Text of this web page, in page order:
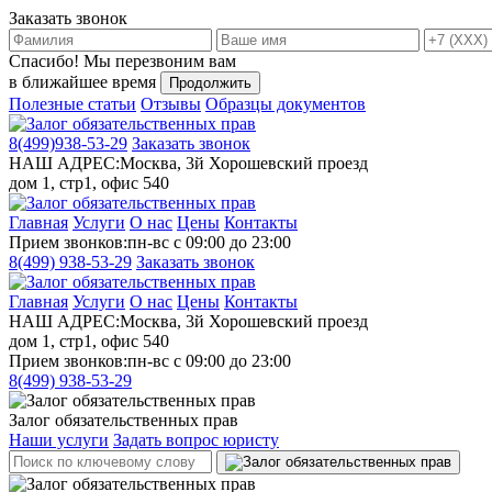
Заказать звонок
Спасибо! Мы перезвоним вам
в ближайшее время
Продолжить
Полезные статьи Отзывы Образцы документов
8(499)938-53-29 Заказать звонок
НАШ АДРЕС:Москва, 3й Хорошевский проезд
дом 1, стр1, офис 540
Главная Услуги О нас Цены Контакты
Прием звонков:пн-вс с 09:00 до 23:00
8(499) 938-53-29 Заказать звонок
Главная Услуги О нас Цены Контакты
НАШ АДРЕС:Москва, 3й Хорошевский проезд
дом 1, стр1, офис 540
Прием звонков:пн-вс с 09:00 до 23:00
8(499) 938-53-29
Залог обязательственных прав
Наши услуги Задать вопрос юристу